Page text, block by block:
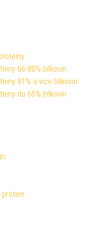
66-80% bílkovin
81% a více bílkovin
do 65% bílkovin